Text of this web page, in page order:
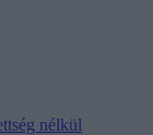
nélkül